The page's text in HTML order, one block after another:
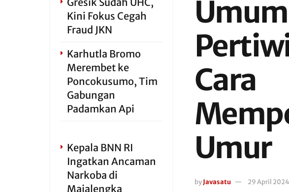
Cara
Umur
by Javasatu 29 April 2024
Kini Fokus Cegah
Fraud JKN
Karhutla Bromo
Merembet ke
Poncokusumo, Tim
Gabungan
Padamkan Api
Kepala BNN RI
Ingatkan Ancaman
Narkoba di
Majalengka